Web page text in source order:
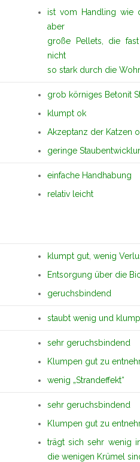
ist vom Handling wie
aber
große Pellets, die
nicht
so stark durch die
grob körniges Betonit
klumpt ok
Akzeptanz der Katzen
geringe
einfache Handhabung
relativ leicht
klumpt gut, wenig
Entsorgung über die
geruchsbindend
staubt wenig und
sehr geruchsbindend
Klumpen gut zu
wenig „Strandeffekt“
sehr geruchsbindend
Klumpen gut zu
trägt sich sehr wenig
die wenigen Krümel